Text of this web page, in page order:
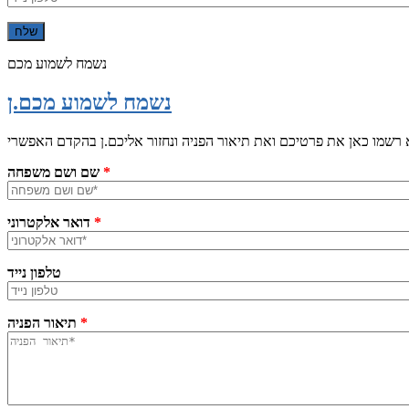
נשמח לשמוע מכם
נשמח לשמוע מכם.ן
*
*
טלפון נייד
*